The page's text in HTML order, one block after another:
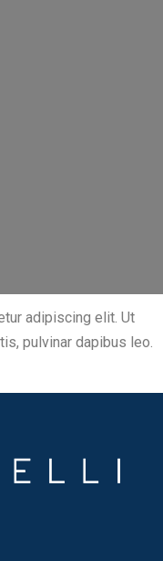
adipiscing elit. Ut
pulvinar dapibus leo.